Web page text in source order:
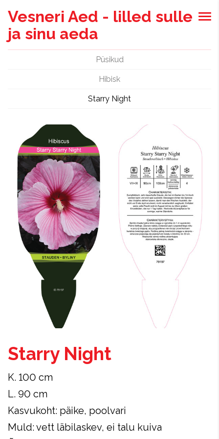
Vesneri Aed - lilled sulle
ja sinu aeda
Püsikud
Hibisk
Starry Night
Starry Night
K. 100 cm
L. 90 cm
Kasvukoht: päike, poolvari
Muld: vett läbilaskev, ei talu kuiva